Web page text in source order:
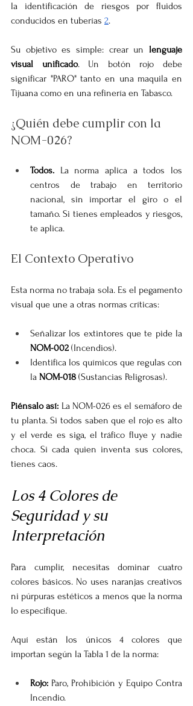
la identificación de riesgos por fluidos
conducidos en tuberías 2.
Su objetivo es simple: crear un lenguaje
visual unificado. Un botón rojo debe
significar "PARO" tanto en una maquila en
Tijuana como en una refinería en Tabasco.
¿Quién debe cumplir con la
NOM-026?
Todos. La norma aplica a todos los
centros de trabajo en territorio
nacional, sin importar el giro o el
tamaño. Si tienes empleados y riesgos,
te aplica.
El Contexto Operativo
Esta norma no trabaja sola. Es el pegamento
visual que une a otras normas críticas:
NOM-002 (Incendios).
Identifica los químicos que regulas con
la NOM-018 (Sustancias Peligrosas).
Piénsalo así: La NOM-026 es el semáforo de
tu planta. Si todos saben que el rojo es alto
y el verde es siga, el tráfico fluye y nadie
choca. Si cada quien inventa sus colores,
tienes caos.
Los 4 Colores de
Seguridad y su
Interpretación
Para cumplir, necesitas dominar cuatro
colores básicos. No uses naranjas creativos
ni púrpuras estéticos a menos que la norma
lo especifique.
Aquí están los únicos 4 colores que
importan según la Tabla 1 de la norma:
Rojo: Paro, Prohibición y Equipo Contra
Incendio.